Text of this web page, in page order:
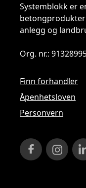
Systemblokk er
anlegg og
Org. nr.:
Finn forhandler
Åpenhetsloven
Personvern